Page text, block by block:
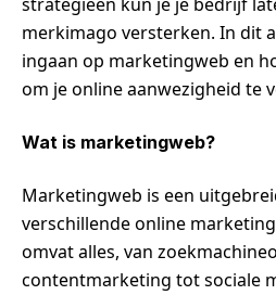
merkimago versterken. In dit
ingaan op marketingweb en
om je online aanwezigheid te
Wat is marketingweb?
Marketingweb is een
verschillende online
omvat alles, van
contentmarketing tot sociale